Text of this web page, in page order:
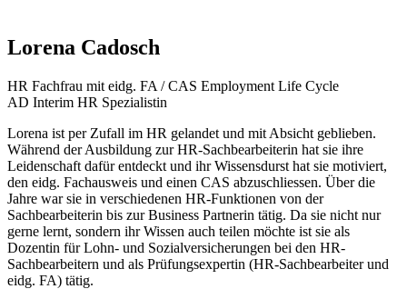
Lorena Cadosch
HR Fachfrau mit eidg. FA / CAS Employment Life Cycle
AD Interim HR Spezialistin
Lorena ist per Zufall im HR gelandet und mit Absicht geblieben.
Während der Ausbildung zur HR-Sachbearbeiterin hat sie ihre
Leidenschaft dafür entdeckt und ihr Wissensdurst hat sie motiviert,
den eidg. Fachausweis und einen CAS abzuschliessen. Über die
Jahre war sie in verschiedenen HR-Funktionen von der
Sachbearbeiterin bis zur Business Partnerin tätig. Da sie nicht nur
gerne lernt, sondern ihr Wissen auch teilen möchte ist sie als
Dozentin für Lohn- und Sozialversicherungen bei den HR-
Sachbearbeitern und als Prüfungsexpertin (HR-Sachbearbeiter und
eidg. FA) tätig.